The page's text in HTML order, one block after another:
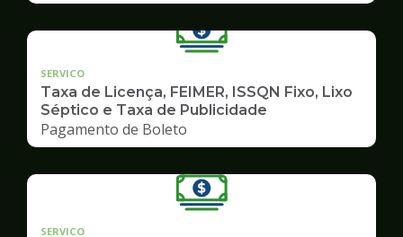
SERVICO
Taxa de Licença, FEIMER, ISSQN Fixo, Lixo
Séptico e Taxa de Publicidade
Pagamento de Boleto
SERVICO